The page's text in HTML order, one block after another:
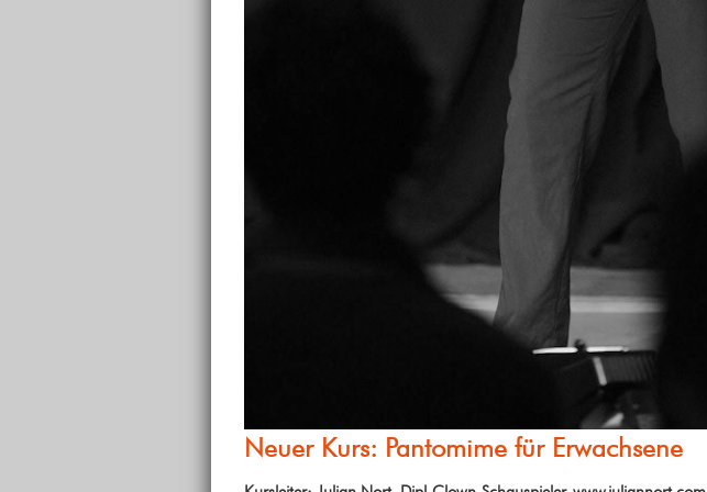
Neuer Kurs: Pantomime für Erwachsene